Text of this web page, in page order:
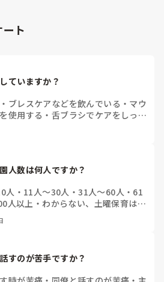
ト
ていますか？
・ ブレスケアなどを飲んでいる ・ マウ
使用する ・ 舌ブラシでケアをしっか
教えて下さい)
人数は何人ですか？
人 ・ 11人～30人 ・31人～60人 ・ 61
人以上 ・ わからない、土曜保育はな
すのが苦手ですか？